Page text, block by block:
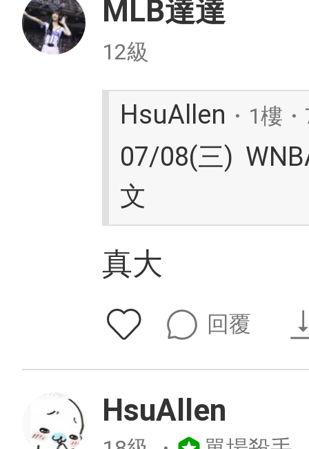
MLB達達
12級
HsuAllen ・1樓
07/08(三)
文
真大
回覆
HsuAllen